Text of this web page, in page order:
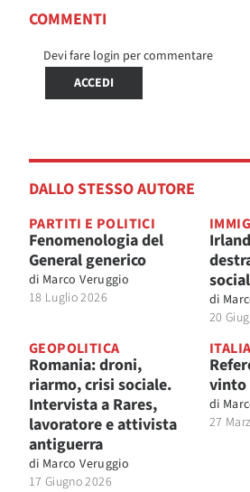
COMMENTI
Devi fare login per commentare
ACCEDI
DALLO STESSO AUTORE
PARTITI E POLITICI
Fenomenologia del
General generico
di Marco Veruggio
18 Luglio 2026
di
20
GEOPOLITICA
Romania: droni,
riarmo, crisi sociale.
Intervista a Rares,
lavoratore e attivista
antiguerra
di Marco Veruggio
17 Giugno 2026
ITALIA
vinto
di
27